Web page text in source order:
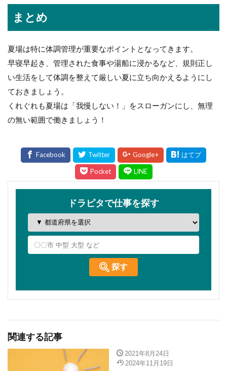
まとめ
夏場は特に体調管理が重要なポイントとなってきます。
早寝早起き、管理された食事や湯船に浸かるなど、規則正し
い生活をして体調を整えて厳しい夏に立ち向かえるようにし
ておきましょう。
くれぐれも夏場は「我慢しない！」をスローガンにし、無理
の無い範囲で働きましょう！
関連する記事
2021年8月24日
2024年11月19日